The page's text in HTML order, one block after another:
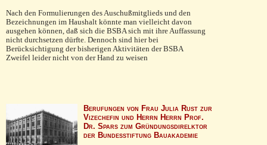
Nach den Formulierungen des Auschußmitglieds und den
Bezeichnungen im Haushalt könnte man vielleicht davon
ausgehen können, daß sich die BSBA sich mit ihre Auffassung
nicht durchsetzen dürfte. Dennoch sind hier bei
Berücksichtigung der bisherigen Aktivitäten der BSBA
Zweifel leider nicht von der Hand zu weisen
Berufungen von Frau Julia Rust zur
Vizechefin und Herrn Herrn Prof.
Dr. Spars zum Gründungsdirelktor
der Bundesstiftung Bauakademie